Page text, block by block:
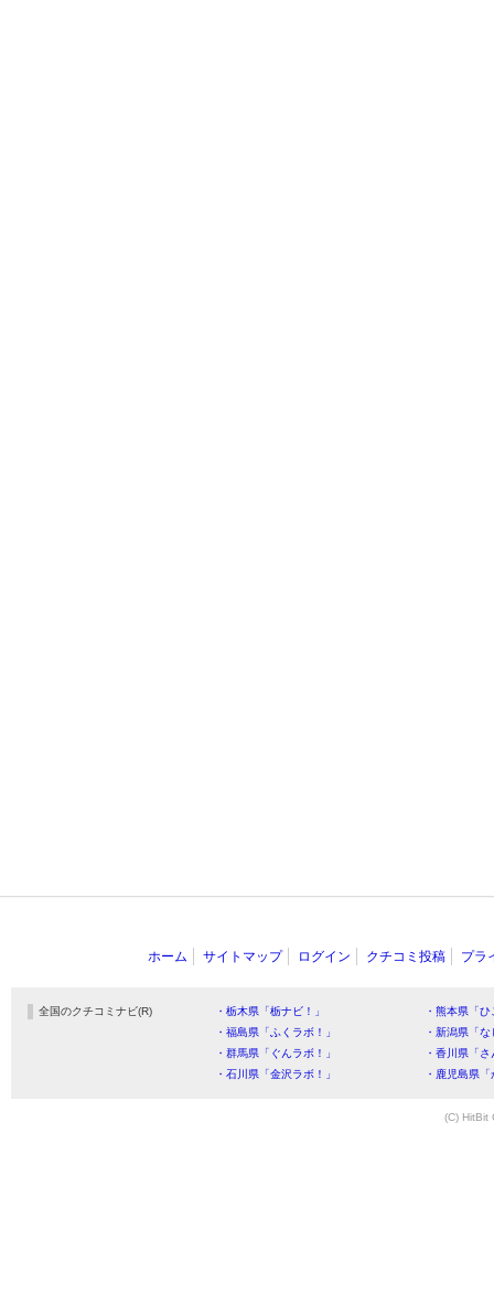
ホーム サイトマップ ログイン クチコミ投稿 プラ
全国のクチコミナビ(R) ・栃木県「栃ナビ！」
・熊本県「
・福島県「ふくラボ！」
・新潟県「
・群馬県「ぐんラボ！」
・香川県「
・石川県「金沢ラボ！」
・鹿児島県
(C) HitBit